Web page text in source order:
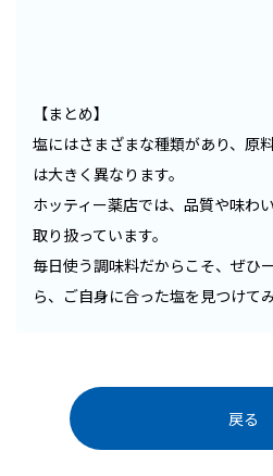
【まとめ】
塩にはさまざまな種類があり、原
は大きく異なります。
ホッティー薬店では、品質や味わ
取り扱っています。
毎日使う調味料だからこそ、ぜひ
ら、ご自身に合った塩を見つけて
戻る